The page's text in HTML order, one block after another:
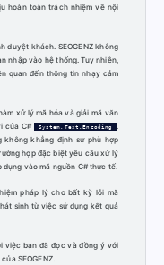
hoàn toàn trách nhiệm về nội
khách. SEOGENZ không
nhập vào hệ thống. Tuy nhiên,
quan đến thông tin nhạy cảm
xử lý mã hóa và giải mã văn
của C#
System.Text.Encoding
.
khẳng định sự phù hợp
hợp đặc biệt yêu cầu xử lý
vào mã nguồn C# thực tế.
pháp lý cho bất kỳ lỗi mã
sinh từ việc sử dụng kết quả
việc bạn đã đọc và đồng ý với
SEOGENZ.